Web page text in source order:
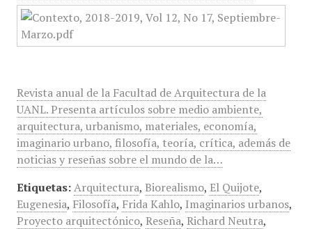
Revista anual de la Facultad de Arquitectura de la
UANL. Presenta artículos sobre medio ambiente,
arquitectura, urbanismo, materiales, economía,
imaginario urbano, filosofía, teoría, crítica, además de
noticias y reseñas sobre el mundo de la…
Etiquetas: Arquitectura, Biorealismo, El Quijote,
Eugenesia, Filosofía, Frida Kahlo, Imaginarios urbanos,
Proyecto arquitectónico, Reseña, Richard Neutra,